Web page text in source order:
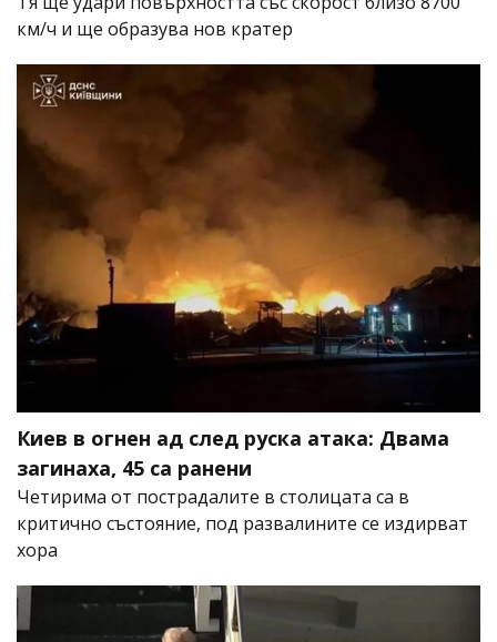
км/ч и ще образува нов кратер
Киев в огнен ад след руска атака: Двама
загинаха, 45 са ранени
Четирима от пострадалите в столицата са в
критично състояние, под развалините се издирват
хора